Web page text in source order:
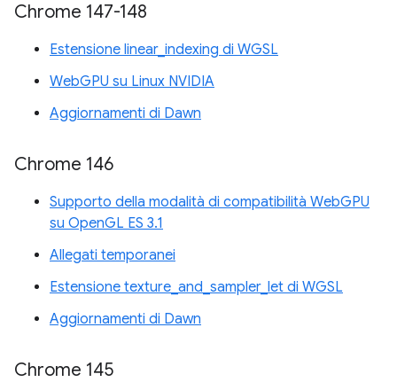
Chrome 147-148
Estensione linear_indexing di WGSL
WebGPU su Linux NVIDIA
Aggiornamenti di Dawn
Chrome 146
Supporto della modalità di compatibilità WebGPU
su OpenGL ES 3.1
Allegati temporanei
Estensione texture_and_sampler_let di WGSL
Aggiornamenti di Dawn
Chrome 145